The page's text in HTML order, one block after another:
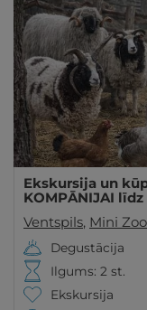
Ekskursija un
KOMPĀNIJAI līdz
Ventspils, Mini
Degustācija
Ilgums: 2 st.
Ekskursija